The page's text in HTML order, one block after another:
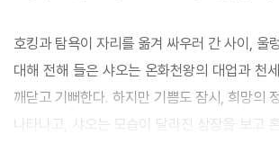
호킹과 탐욕이 자리를 옮겨 싸우러 간 사이, 울
대해 전해 들은 샤오는 온화천왕의 대업과 천
깨닫고 기뻐한다. 하지만 기쁨도 잠시, 희망의
나타나고, 샤오는 모습이 달라진 삼장을 보고
공에게 암흑상제가 잠들어 있다는 사실을 전